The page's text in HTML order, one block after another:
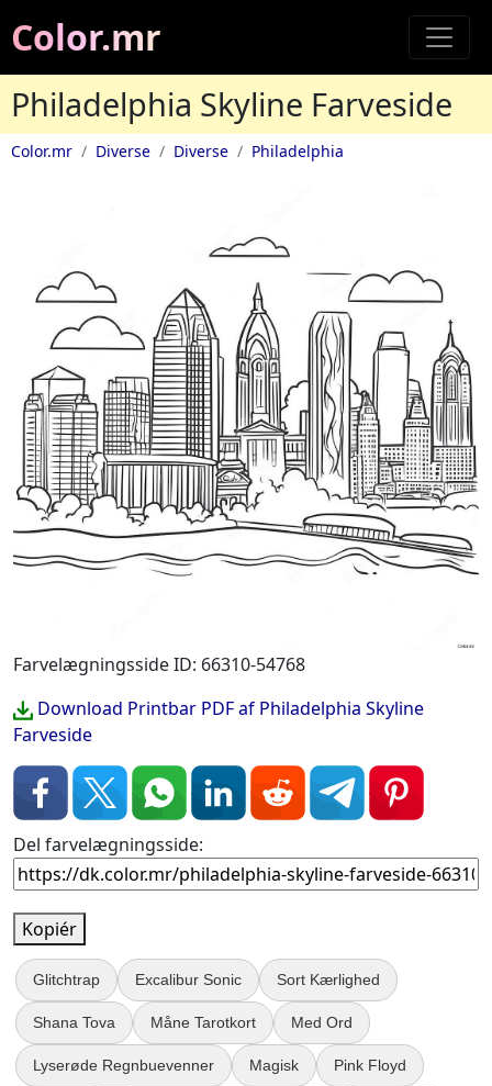
Color.mr
Philadelphia Skyline Farveside
Color.mr Diverse Diverse Philadelphia
Farvelægningsside ID: 66310-54768
Download Printbar PDF af Philadelphia Skyline
Farveside
Del farvelægningsside:
Kopiér
Glitchtrap Excalibur Sonic Sort Kærlighed
Shana Tova Måne Tarotkort Med Ord
Lyserøde Regnbuevenner Magisk Pink Floyd